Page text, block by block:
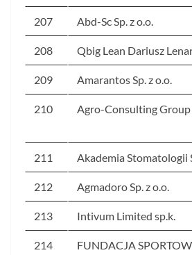
207 Abd-Sc Sp. z o.o.
208 Qbig Lean Dariusz
209 Amarantos Sp. z o.o.
210 Agro-Consulting Group
211 Akademia Stomatologii
212 Agmadoro Sp. z o.o.
213 Intivum Limited sp.k.
214 FUNDACJA